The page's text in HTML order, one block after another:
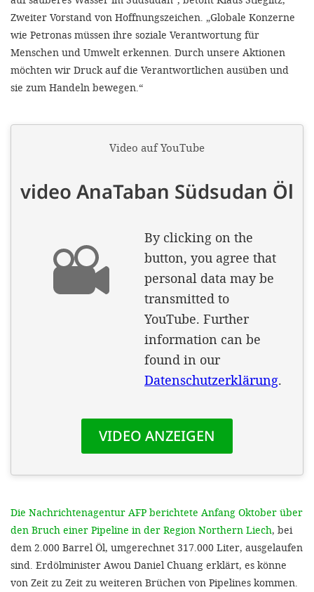
Zweiter Vorstand von Hoffnungszeichen. „Globale Konzerne
wie Petronas müssen ihre soziale Verantwortung für
Menschen und Umwelt erkennen. Durch unsere Aktionen
möchten wir Druck auf die Verantwortlichen ausüben und
sie zum Handeln bewegen.“
Die Nachrichtenagentur AFP berichtete Anfang Oktober über
den Bruch einer Pipeline in der Region Northern Liech, bei
dem 2.000 Barrel Öl, umgerechnet 317.000 Liter, ausgelaufen
sind. Erdölminister Awou Daniel Chuang erklärt, es könne
von Zeit zu Zeit zu weiteren Brüchen von Pipelines kommen.